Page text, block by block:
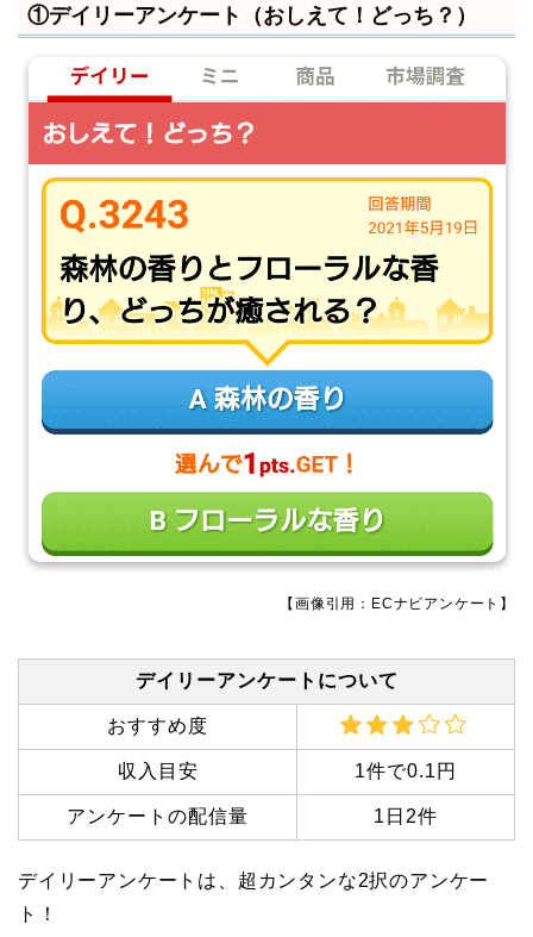
①デイリーアンケート（おしえて！どっち？）
【画像引用：ECナビアンケート】
デイリーアンケートについて
おすすめ度
収入目安 1件で0.1円
アンケートの配信量 1日2件
デイリーアンケートは、超カンタンな2択のアンケー
ト！